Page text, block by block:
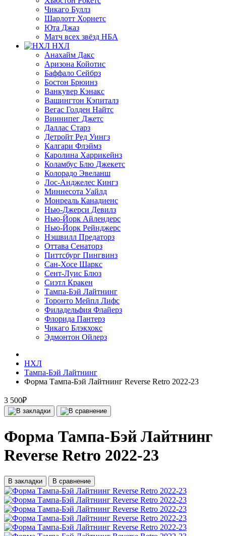
Чикаго Буллз
Шарлотт Хорнетс
Юта Джаз
Матч всех звёзд НБА
НХЛ
Анахайм Дакс
Аризона Койотис
Баффало Сейбрз
Бостон Брюинз
Ванкувер Кэнакс
Вашингтон Кэпиталз
Вегас Голден Найтс
Виннипег Джетс
Даллас Старз
Детройт Ред Уингз
Калгари Флэймз
Каролина Харрикейнз
Коламбус Блю Джекетс
Колорадо Эвеланш
Лос-Анджелес Кингз
Миннесота Уайлд
Монреаль Канадиенс
Нью-Джерси Девилз
Нью-Йорк Айлендерс
Нью-Йорк Рейнджерс
Нэшвилл Предаторз
Оттава Сенаторз
Питтсбург Пингвинз
Сан-Хосе Шаркс
Сент-Луис Блюз
Сиэтл Кракен
Тампа-Бэй Лайтнинг
Торонто Мейпл Лифс
Филадельфия Флайерз
Флорида Пантерз
Чикаго Блэкхокс
Эдмонтон Ойлерз
НХЛ
Тампа-Бэй Лайтнинг
Форма Тампа-Бэй Лайтнинг Reverse Retro 2022-23
3 500₽
Форма Тампа-Бэй Лайтнинг
Reverse Retro 2022-23
В закладки В сравнение